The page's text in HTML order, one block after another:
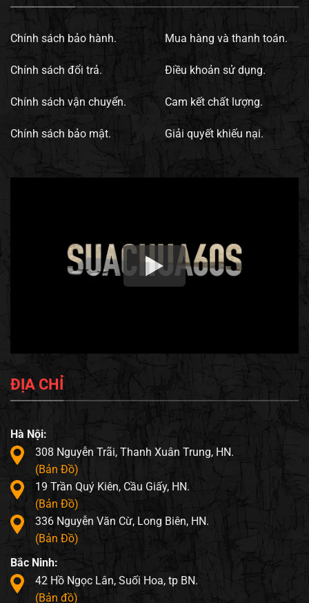
Chính sách bảo hành.
Chính sách đổi trả.
Chính sách vận chuyển.
Chính sách bảo mật.
Mua hàng và thanh toán.
Điều khoản sử dụng.
Cam kết chất lượng.
Giải quyết khiếu nại.
ĐỊA CHỈ
Hà Nội:
308 Nguyễn Trãi, Thanh Xuân Trung, HN.
(Bản Đồ)
19 Trần Quý Kiên, Cầu Giấy, HN.
(Bản Đồ)
336 Nguyễn Văn Cừ, Long Biên, HN.
(Bản Đồ)
Bắc Ninh:
42 Hồ Ngọc Lân, Suối Hoa, tp BN.
(Bản đồ)